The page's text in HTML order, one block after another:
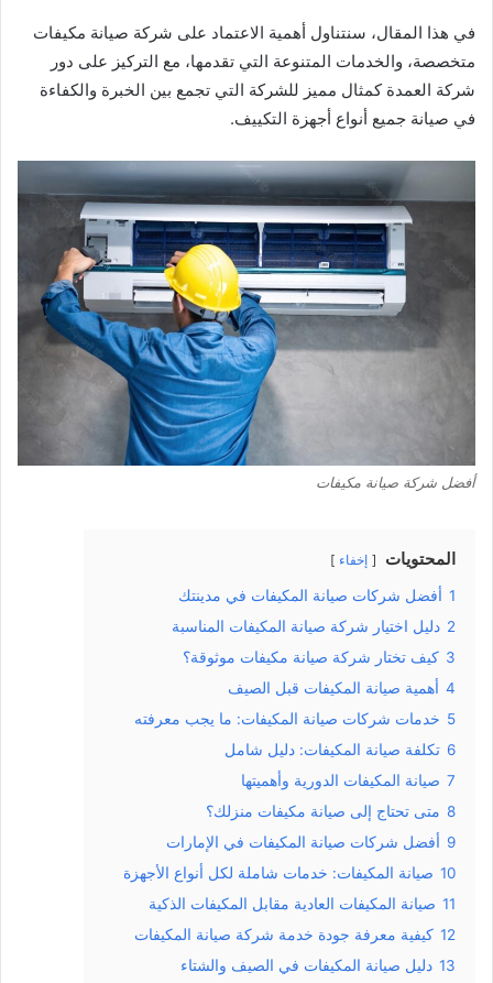
في هذا المقال، سنتناول أهمية الاعتماد على شركة صيانة مكيفات
متخصصة، والخدمات المتنوعة التي تقدمها، مع التركيز على دور
شركة العمدة كمثال مميز للشركة التي تجمع بين الخبرة والكفاءة
في صيانة جميع أنواع أجهزة التكييف.
أفضل شركة صيانة مكيفات
المحتويات إخفاء
1 أفضل شركات صيانة المكيفات في مدينتك
2 دليل اختيار شركة صيانة المكيفات المناسبة
3 كيف تختار شركة صيانة مكيفات موثوقة؟
4 أهمية صيانة المكيفات قبل الصيف
5 خدمات شركات صيانة المكيفات: ما يجب معرفته
6 تكلفة صيانة المكيفات: دليل شامل
7 صيانة المكيفات الدورية وأهميتها
8 متى تحتاج إلى صيانة مكيفات منزلك؟
9 أفضل شركات صيانة المكيفات في الإمارات
10 صيانة المكيفات: خدمات شاملة لكل أنواع الأجهزة
11 صيانة المكيفات العادية مقابل المكيفات الذكية
12 كيفية معرفة جودة خدمة شركة صيانة المكيفات
13 دليل صيانة المكيفات في الصيف والشتاء